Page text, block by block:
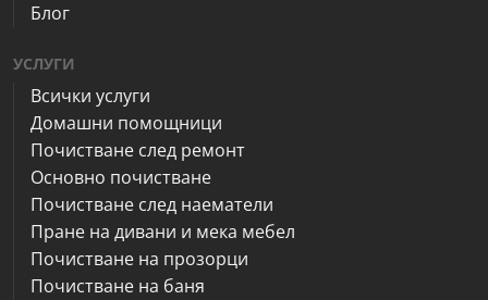
Блог
УСЛУГИ
Всички услуги
Домашни помощници
Почистване след ремонт
Основно почистване
Почистване след наематели
Пране на дивани и мека мебел
Почистване на прозорци
Почистване на баня